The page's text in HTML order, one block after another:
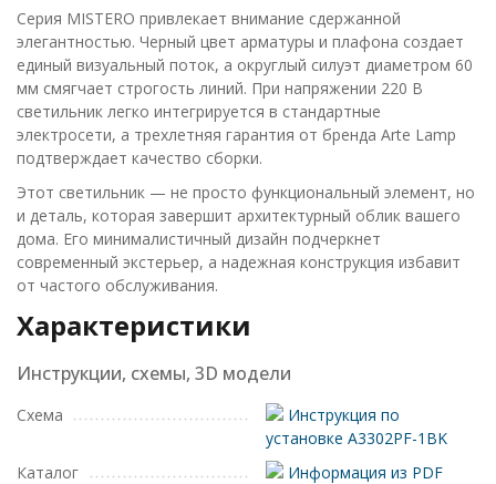
Серия MISTERO привлекает внимание сдержанной
элегантностью. Черный цвет арматуры и плафона создает
единый визуальный поток, а округлый силуэт диаметром 60
мм смягчает строгость линий. При напряжении 220 В
светильник легко интегрируется в стандартные
электросети, а трехлетняя гарантия от бренда Arte Lamp
подтверждает качество сборки.
Этот светильник — не просто функциональный элемент, но
и деталь, которая завершит архитектурный облик вашего
дома. Его минималистичный дизайн подчеркнет
современный экстерьер, а надежная конструкция избавит
от частого обслуживания.
Характеристики
Инструкции, схемы, 3D модели
Схема
Инструкция по
установке A3302PF-1BK
Каталог
Информация из PDF